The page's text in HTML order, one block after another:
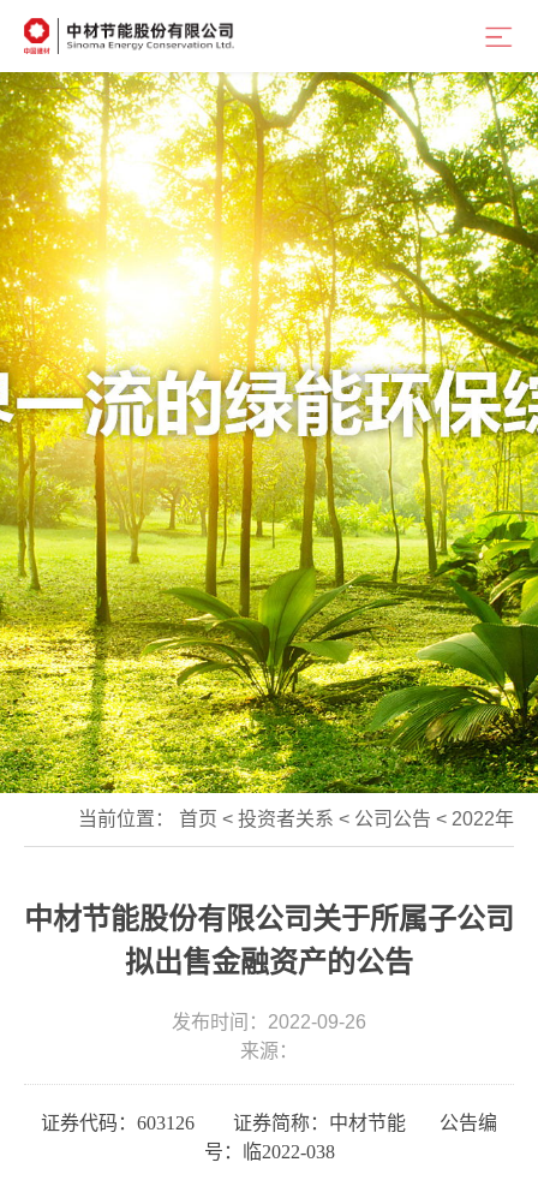
当前位置： 首页 < 投资者关系 < 公司公告 < 2022年
中材节能股份有限公司关于所属子公司
拟出售金融资产的公告
发布时间：2022-09-26
来源：
证券代码： 603126 证券简称：中材节能 公告编
号：临2022-038